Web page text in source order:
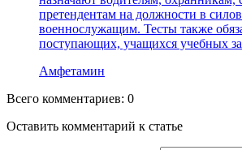
претендентам на должности в
военнослужащим. Тесты также
поступающих, учащихся учебных
Амфетамин
Всего комментариев: 0
Оставить комментарий к статье